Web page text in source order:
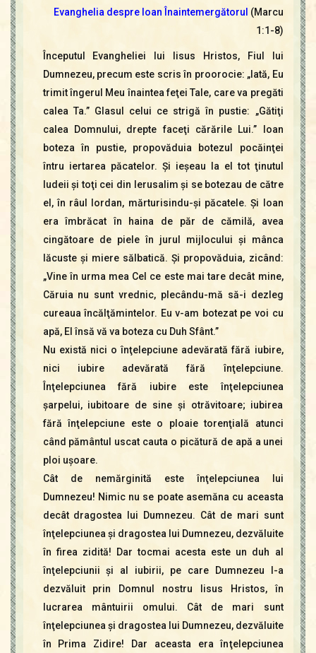
Evanghelia despre Ioan Înaintemergătorul (Marcu
1:1-8)
Începutul Evangheliei lui Iisus Hristos, Fiul lui
Dumnezeu, precum este scris în proorocie: „Iată, Eu
trimit îngerul Meu înaintea feţei Tale, care va pregăti
calea Ta.” Glasul celui ce strigă în pustie: „Gătiţi
calea Domnului, drepte faceţi cărările Lui.” Ioan
boteza în pustie, propovăduia botezul pocăinţei
întru iertarea păcatelor. Şi ieşeau la el tot ţinutul
Iudeii şi toţi cei din Ierusalim şi se botezau de către
el, în râul Iordan, mărturisindu-şi păcatele. Şi Ioan
era îmbrăcat în haina de păr de cămilă, avea
cingătoare de piele în jurul mijlocului şi mânca
lăcuste şi miere sălbatică. Şi propovăduia, zicând:
„Vine în urma mea Cel ce este mai tare decât mine,
Căruia nu sunt vrednic, plecându-mă să-i dezleg
cureaua încălţămintelor. Eu v-am botezat pe voi cu
apă, El însă vă va boteza cu Duh Sfânt.”
Nu există nici o înţelepciune adevărată fără iubire,
nici iubire adevărată fără înţelepciune.
Înţelepciunea fără iubire este înţelepciunea
şarpelui, iubitoare de sine şi otrăvitoare; iubirea
fără înţelepciune este o ploaie torenţială atunci
când pământul uscat cauta o picătură de apă a unei
ploi uşoare.
Cât de nemărginită este înţelepciunea lui
Dumnezeu! Nimic nu se poate asemăna cu aceasta
decât dragostea lui Dumnezeu. Cât de mari sunt
înţelepciunea şi dragostea lui Dumnezeu, dezvăluite
în firea zidită! Dar tocmai acesta este un duh al
înţelepciunii şi al iubirii, pe care Dumnezeu l-a
dezvăluit prin Domnul nostru Iisus Hristos, în
lucrarea mântuirii omului. Cât de mari sunt
înţelepciunea şi dragostea lui Dumnezeu, dezvăluite
în Prima Zidire! Dar aceasta era înţelepciunea